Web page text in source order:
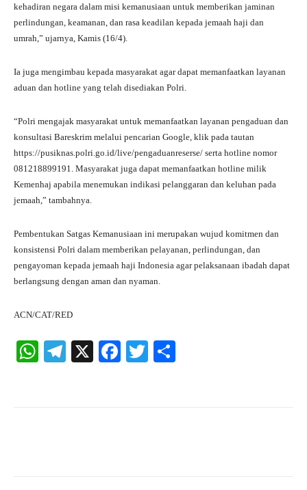
kehadiran negara dalam misi kemanusiaan untuk memberikan jaminan
perlindungan, keamanan, dan rasa keadilan kepada jemaah haji dan
umrah,” ujarnya, Kamis (16/4).
Ia juga mengimbau kepada masyarakat agar dapat memanfaatkan layanan
aduan dan hotline yang telah disediakan Polri.
“Polri mengajak masyarakat untuk memanfaatkan layanan pengaduan dan
konsultasi Bareskrim melalui pencarian Google, klik pada tautan
https://pusiknas.polri.go.id/live/pengaduanreserse/ serta hotline nomor
081218899191. Masyarakat juga dapat memanfaatkan hotline milik
Kemenhaj apabila menemukan indikasi pelanggaran dan keluhan pada
jemaah,” tambahnya.
Pembentukan Satgas Kemanusiaan ini merupakan wujud komitmen dan
konsistensi Polri dalam memberikan pelayanan, perlindungan, dan
pengayoman kepada jemaah haji Indonesia agar pelaksanaan ibadah dapat
berlangsung dengan aman dan nyaman.
ACN/CAT/RED
W
Te X
Fa
T